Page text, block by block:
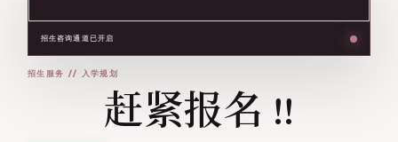
赶紧报名 !!
招生咨询通道已开启